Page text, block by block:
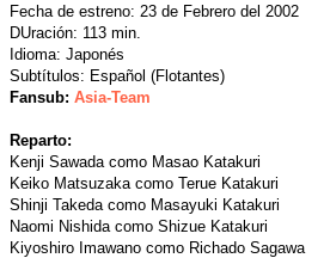
Fecha de estreno: 23 de Febrero del 2002
DUración: 113 min.
Idioma: Japonés
Subtítulos: Español (Flotantes)
Fansub: Asia-Team
Reparto:
Kenji Sawada como Masao Katakuri
Keiko Matsuzaka como Terue Katakuri
Shinji Takeda como Masayuki Katakuri
Naomi Nishida como Shizue Katakuri
Kiyoshiro Imawano como Richado Sagawa